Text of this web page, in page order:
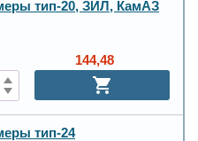
тип-20, ЗИЛ, КамАЗ
144,48
тип-24